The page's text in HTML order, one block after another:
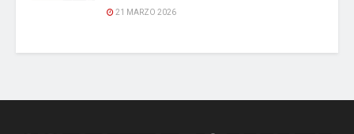
21 MARZO 2026